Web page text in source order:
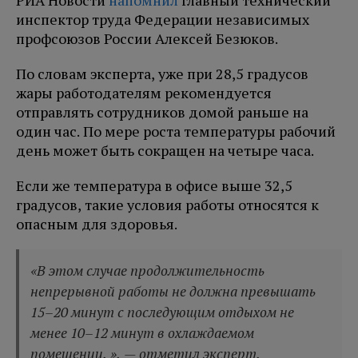
инспектор труда Федерации независимых
профсоюзов России Алексей Безюков.
По словам эксперта, уже при 28,5 градусов
жары работодателям рекомендуется
отправлять сотрудников домой раньше на
один час. По мере роста температуры рабочий
день может быть сокращен на четыре часа.
Если же температура в офисе выше 32,5
градусов, такие условия работы относятся к
опасным для здоровья.
«В этом случае продолжительность
непрерывной работы не должна превышать
15–20 минут с последующим отдыхом не
менее 10–12 минут в охлаждаемом
помещении. », — отметил эксперт.